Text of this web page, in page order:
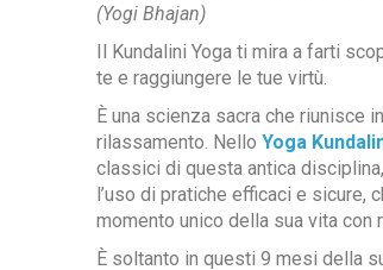
(Yogi Bhajan)
Il Kundalini Yoga ti mira a farti
te e raggiungere le tue virtù.
È una scienza sacra che riunisce
rilassamento. Nello Yoga
classici di questa antica
l’uso di pratiche efficaci e sicure,
momento unico della sua vita con
È soltanto in questi 9 mesi della